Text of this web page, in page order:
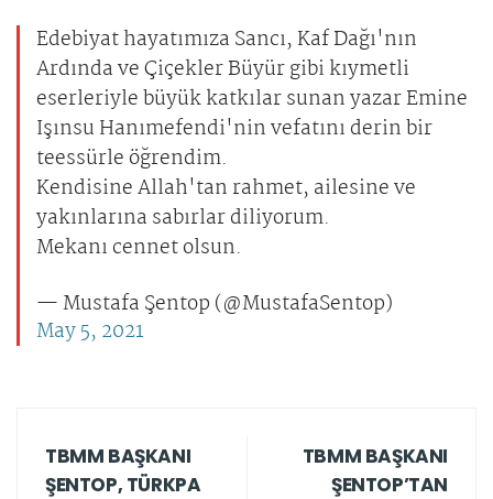
Edebiyat hayatımıza Sancı, Kaf Dağı'nın
Ardında ve Çiçekler Büyür gibi kıymetli
eserleriyle büyük katkılar sunan yazar Emine
Işınsu Hanımefendi'nin vefatını derin bir
teessürle öğrendim.
Kendisine Allah'tan rahmet, ailesine ve
yakınlarına sabırlar diliyorum.
Mekanı cennet olsun.
— Mustafa Şentop (@MustafaSentop)
May 5, 2021
TBMM BAŞKANI
ŞENTOP, TÜRKPA
TBMM BAŞKANI
ŞENTOP’TAN